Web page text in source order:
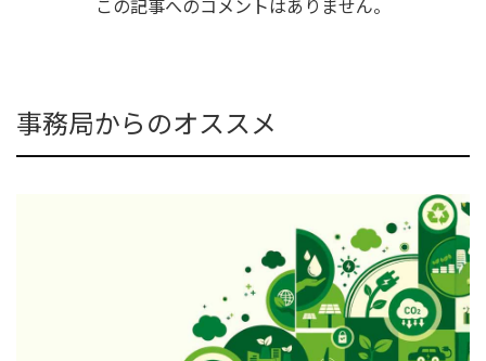
この記事へのコメントはありません。
事務局からのオススメ